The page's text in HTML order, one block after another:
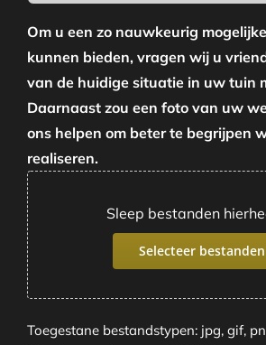
Om u een zo nauwkeurig
kunnen bieden, vragen wij u
van de huidige situatie in uw tuin
Daarnaast zou een foto van uw
ons helpen om beter te begrijpen
realiseren.
Sleep bestanden
Selecteer bestanden
Toegestane bestandstypen: jpg, gif,